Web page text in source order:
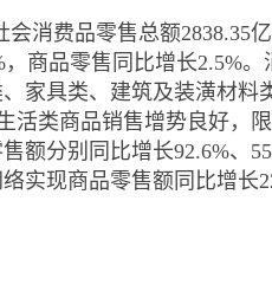
会消费品零售总额2838.35
，商品零售同比增长2.5%
家具类、建筑及装潢材料
活类商品销售增势良好，
额分别同比增长92.6%、
实现商品零售额同比增长